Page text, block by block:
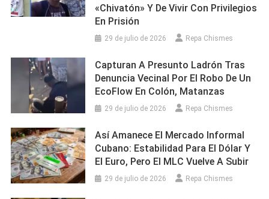
«chivatón» Y De Vivir Con Privilegios
En Prisión
29 de julio de 2026 Repa Chismes
Capturan A Presunto Ladrón Tras
Denuncia Vecinal Por El Robo De Un
EcoFlow En Colón, Matanzas
29 de julio de 2026 Repa Chismes
Así Amanece El Mercado Informal
Cubano: Estabilidad Para El Dólar Y
El Euro, Pero El MLC Vuelve A Subir
29 de julio de 2026 Repa Chismes